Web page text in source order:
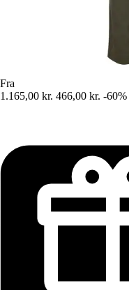
Fra
1.165,00 kr. 466,00 kr. -60%